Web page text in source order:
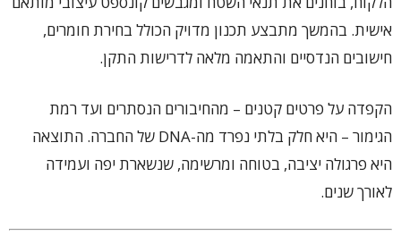
אישית. בהמשך מתבצע תכנון מדויק הכולל בחירת חומרים,
חישובים הנדסיים והתאמה מלאה לדרישות התקן.
הקפדה על פרטים קטנים – מהחיבורים הנסתרים ועד רמת
הגימור – היא חלק בלתי נפרד מה-DNA של החברה. התוצאה
היא פרגולה יציבה, בטוחה ומרשימה, שנשארת יפה ועמידה
לאורך שנים.